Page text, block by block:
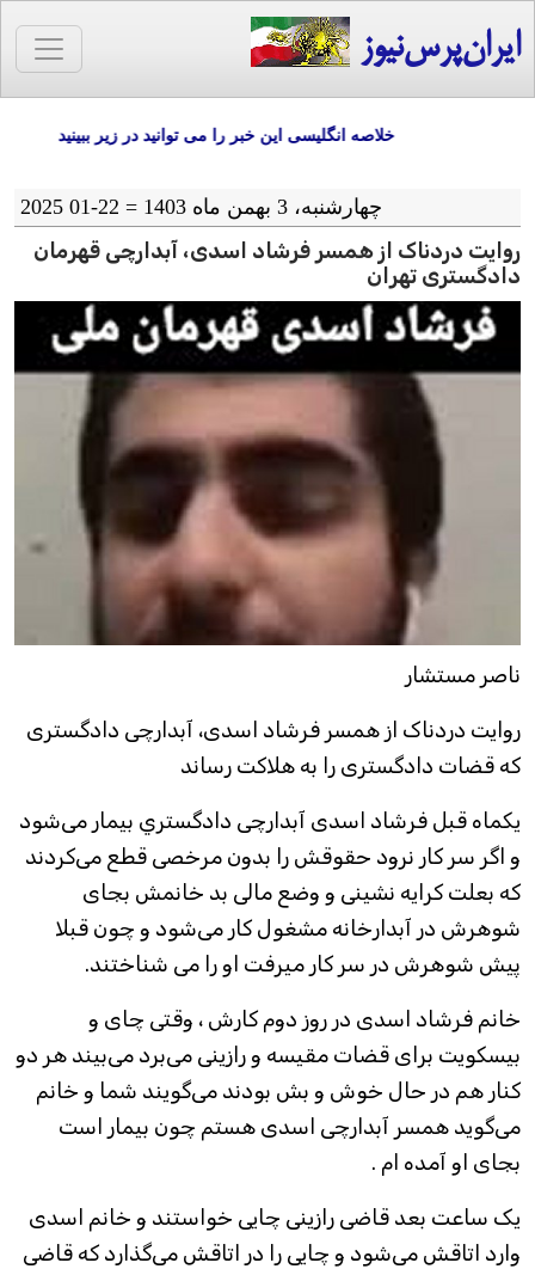
ایران‌پرس‌نیوز
خلاصه انگلیسی این خبر را می توانید در زیر ببینید
چهارشنبه، 3 بهمن ماه 1403 = 22-01 2025
روایت دردناک از همسر فرشاد اسدی، آبدارچی قهرمان
دادگستری تهران
ناصر مستشار
روایت دردناک از همسر فرشاد اسدی، آبدارچی دادگستری
که قضات دادگستری را به هلاکت رساند
یکماه قبل فرشاد اسدی آبدارچی دادگستري بیمار می‌شود
و اگر سر کار نرود حقوقش را بدون مرخصی قطع می‌کردند
که بعلت کرایه نشینی و وضع مالی بد خانمش بجای
شوهرش در آبدارخانه مشغول کار می‌شود و چون قبلا
پیش شوهرش در سر کار میرفت او را می شناختند.
خانم فرشاد اسدی در روز دوم کارش ، وقتی چای و
بیسکویت برای قضات مقیسه و رازینی می‌برد می‌بیند هر دو
کنار هم در حال خوش و بش بودند می‌گویند شما و خانم
می‌گوید همسر آبدارچی اسدی هستم چون بیمار است
بجای او آمده ام .
یک ساعت بعد قاضی رازینی چایی خواستند و خانم اسدی
وارد اتاقش می‌شود و چایی را در اتاقش می‌گذارد که قاضی